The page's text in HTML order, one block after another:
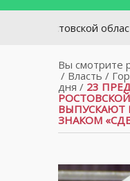
Ростовской области с
Вы смотрите
/ Власть /
дня / 23
ЗНАКОМ